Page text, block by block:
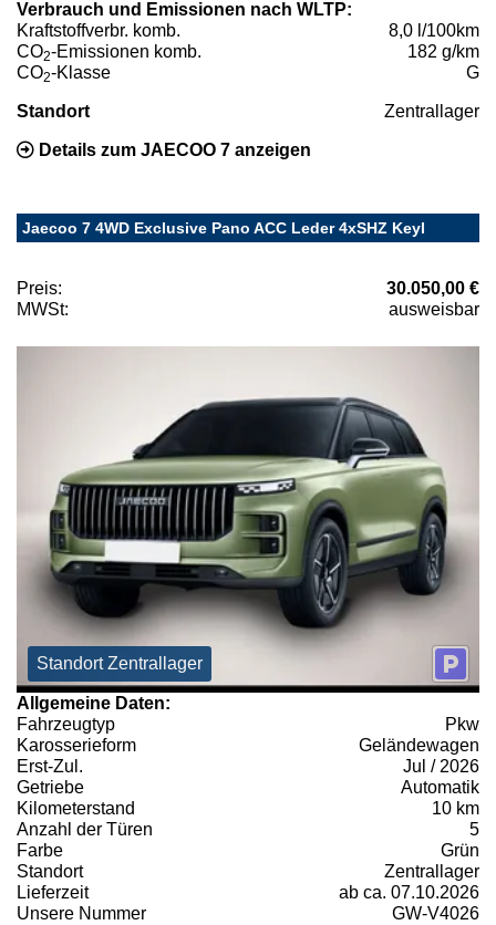
Verbrauch und Emissionen nach WLTP:
Kraftstoffverbr. komb.
8,0 l/100km
CO2-Emissionen komb.
182 g/km
CO2-Klasse G
Standort Zentrallager
Details zum JAECOO 7 anzeigen
Jaecoo 7 4WD Exclusive Pano ACC Leder 4xSHZ Keyl
Preis:
30.050,00 €
MWSt:
ausweisbar
Standort Zentrallager
Allgemeine Daten:
Fahrzeugtyp
Pkw
Karosserieform
Geländewagen
Erst-Zul.
Jul / 2026
Getriebe
Automatik
Kilometerstand
10 km
Anzahl der Türen
5
Farbe
Grün
Standort
Zentrallager
Lieferzeit
ab ca. 07.10.2026
Unsere Nummer
GW-V4026